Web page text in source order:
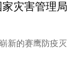
灾害管理局
新的赛鹰防疫灭